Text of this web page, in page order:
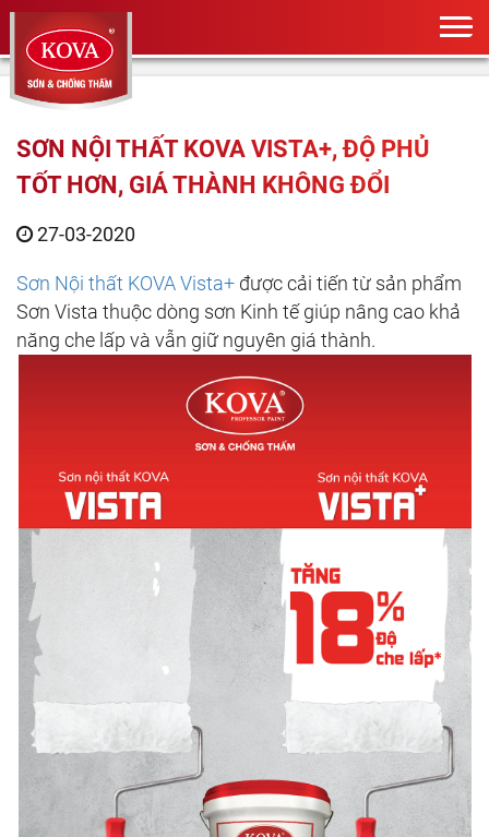
SƠN NỘI THẤT KOVA VISTA+, ĐỘ PHỦ
TỐT HƠN, GIÁ THÀNH KHÔNG ĐỔI
27-03-2020
Sơn Nội thất KOVA Vista+ được cải tiến từ sản phẩm
Sơn Vista thuộc dòng sơn Kinh tế giúp nâng cao khả
năng che lấp và vẫn giữ nguyên giá thành.